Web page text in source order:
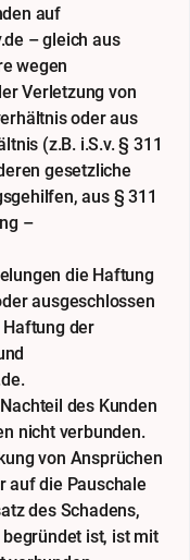
auf
– gleich aus
wegen
Verletzung von
oder aus
(z.B. i.S.v. § 311
gesetzliche
aus § 311
–
die Haftung
ausgeschlossen
der
des Kunden
nicht verbunden.
von Ansprüchen
auf die Pauschale
des Schadens,
ist, ist mit